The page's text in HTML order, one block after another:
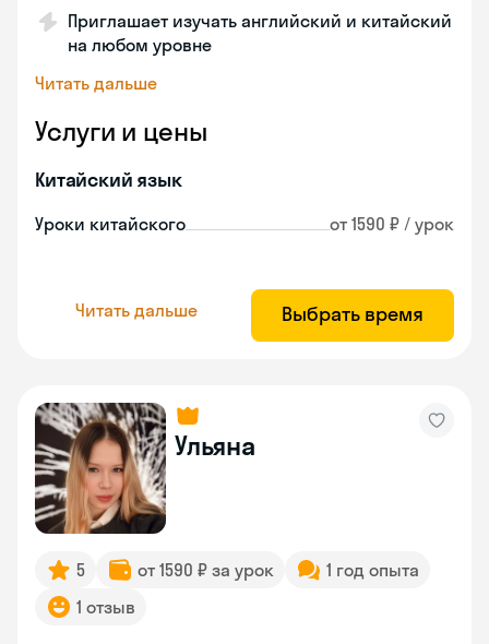
Приглашает изучать английский и китайский
на любом уровне
Читать дальше
Услуги и цены
Китайский язык
Уроки китайского от 1590 ₽ / урок
Читать дальше Выбрать время
Ульяна
5 от 1590 ₽ за урок
1 год опыта
1 отзыв